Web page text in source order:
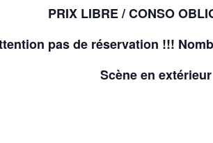
PRIX LIBRE / CONSO
pas de réservation !!!
Scène en extérieur